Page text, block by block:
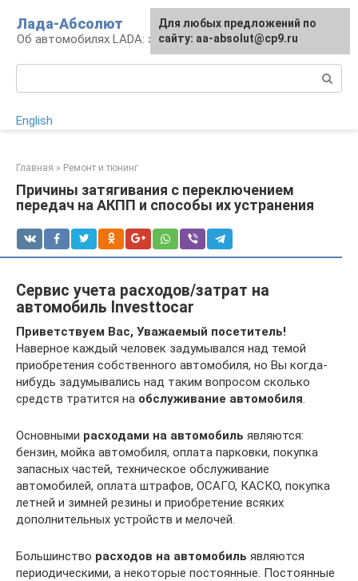
контенту
Лада-Абсолют
Об автомобилях LADA: эксплуатация и сервис
English
Главная » Ремонт и тюнинг
Причины затягивания с переключением
передач на АКПП и способы их устранения
Сервис учета расходов/затрат на
автомобиль Investtocar
Приветствуем Вас, Уважаемый посетитель!
Наверное каждый человек задумывался над темой
приобретения собственного автомобиля, но Вы когда-
нибудь задумывались над таким вопросом сколько
средств тратится на обслуживание автомобиля.
Основными расходами на автомобиль являются:
бензин, мойка автомобиля, оплата парковки, покупка
запасных частей, техническое обслуживание
автомобилей, оплата штрафов, ОСАГО, КАСКО, покупка
летней и зимней резины и приобретение всяких
дополнительных устройств и мелочей.
Большинство расходов на автомобиль являются
периодическими, а некоторые постоянные. Постоянные
Для любых предложений по
сайту: aa-absolut@cp9.ru